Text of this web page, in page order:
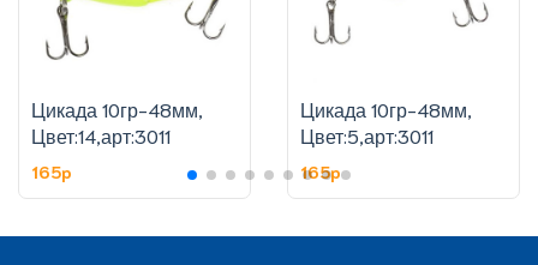
Цикада 10гр-48мм,
Цвет:14,арт:3011
165p
Цикада 10гр-48мм,
Цвет:5,арт:3011
165p